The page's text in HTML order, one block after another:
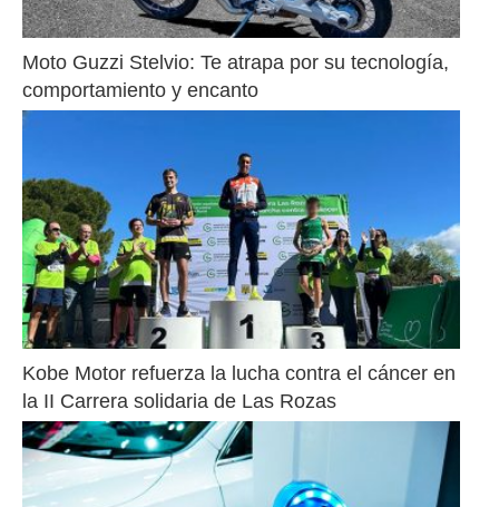
Moto Guzzi Stelvio: Te atrapa por su tecnología,
comportamiento y encanto
Kobe Motor refuerza la lucha contra el cáncer en
la II Carrera solidaria de Las Rozas